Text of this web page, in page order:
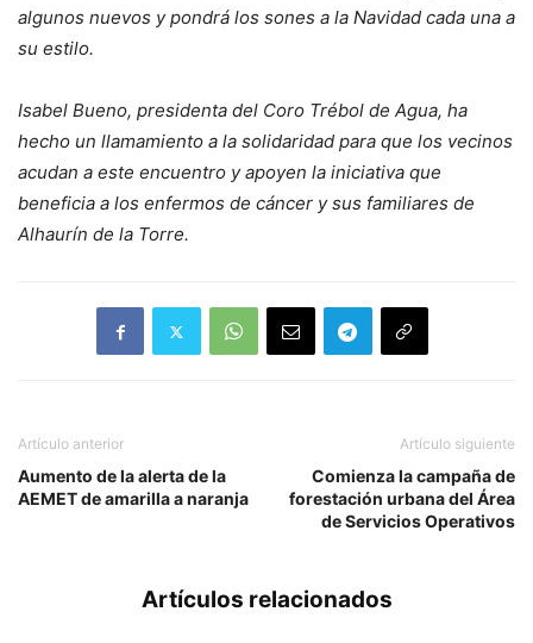
algunos nuevos y pondrá los sones a la Navidad cada una a
su estilo.
Isabel Bueno, presidenta del Coro Trébol de Agua, ha
hecho un llamamiento a la solidaridad para que los vecinos
acudan a este encuentro y apoyen la iniciativa que
beneficia a los enfermos de cáncer y sus familiares de
Alhaurín de la Torre.
Artículo anterior
Aumento de la alerta de la
AEMET de amarilla a naranja
Artículo siguiente
Comienza la campaña de
forestación urbana del Área
de Servicios Operativos
Artículos relacionados